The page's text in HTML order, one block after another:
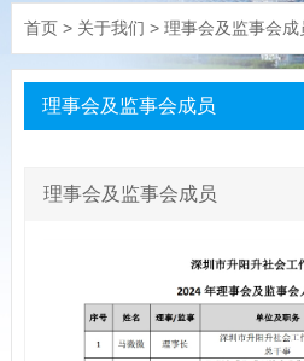
首页> 关于我们 > 理事会及监事会成
理事会及监事会成员
理事会及监事会成员